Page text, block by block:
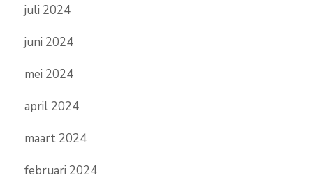
juli 2024
juni 2024
mei 2024
april 2024
maart 2024
februari 2024